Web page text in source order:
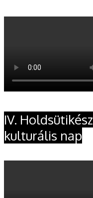
IV.
kulturális nap